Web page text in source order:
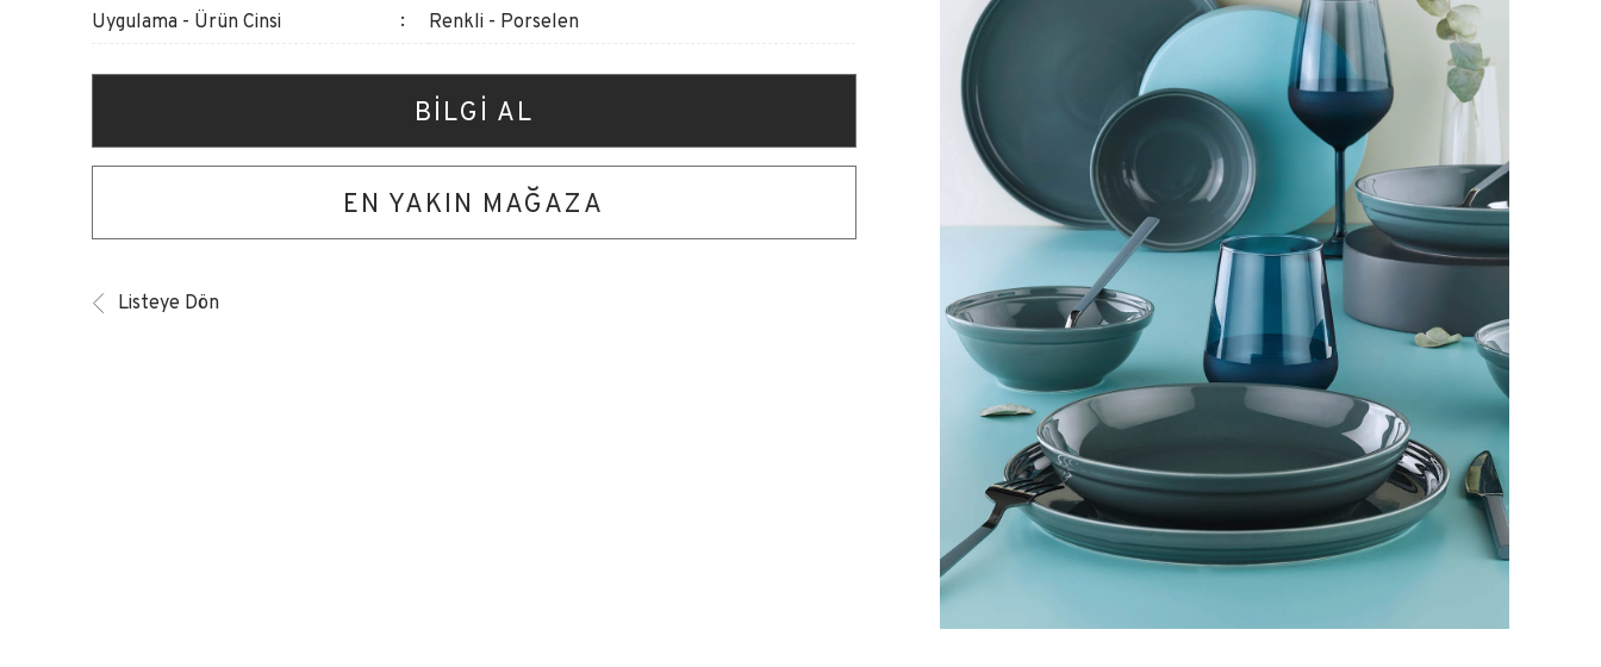
Uygulama - Ürün Cinsi
Renkli - Porselen
BİLGİ AL
EN YAKIN MAĞAZA
Listeye Dön